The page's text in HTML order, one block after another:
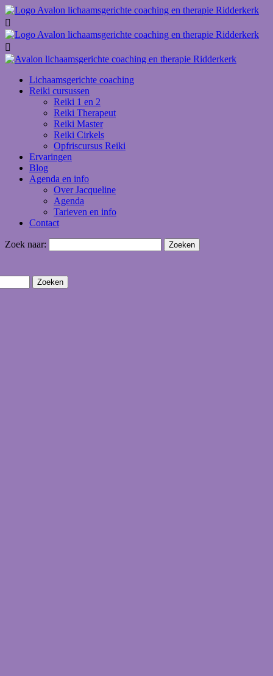


Lichaamsgerichte coaching
Reiki cursussen
Reiki 1 en 2
Reiki Therapeut
Reiki Master
Reiki Cirkels
Opfriscursus Reiki
Ervaringen
Blog
Agenda en info
Over Jacqueline
Agenda
Tarieven en info
Contact
Zoek naar: